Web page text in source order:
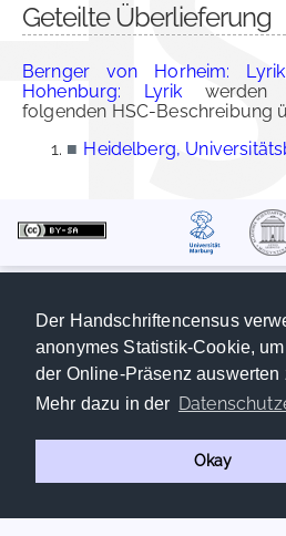
Der Handschriftencensus
anonymes Statistik-Cookie,
der Online-Präsenz auswerten
Mehr dazu in der
Okay
Geteilte Überlieferung
Bernger von Horheim: Lyrik
Hohenburg: Lyrik werden
folgenden HSC-Beschreibung
■ Heidelberg,